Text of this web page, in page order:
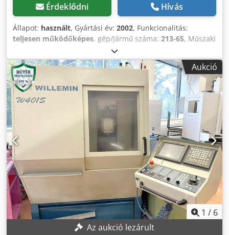
Érdeklődni Hívás
Állapot: használt, Gyártási év: 2002, Funkcionalitás:
teljesen működőképes, gép/jármű száma: 213-65, Műszaki
paraméterek: Chiron FZ 08 S Vezérlőrendszer gyártója:
Fanuc Vezérlőmodell: 21m 3x / 2x 21iM X-tengely
elmozdulás: 300 mm Y-tengely elmozdulás: 250 mm Z-
tengely elmozdulás: 250 mm Munkadarab maximális
tömege: 1 kg Szerszámpozíciók száma: 12 pozíció
Codsywmzispfx Agnsrf Hűtőfolyadék nyomás: 1 bar Orsók
száma: 1 Gyorsjárat Z-tengely: 60 m/perc Gyorsjárat X-
tengely: 40 m/perc Gyorsjárat Y-tengely: 40 m/perc
Maximális fordulatszám: 10 000 ford/perc Munkadarab
maximális átmérője: 63 mm 4. tengely: Peiseler AWU P100
A gépeket 2016-ban felújította a Chiron CMS Felszereltség:
dokumentáció/kezelési útmutató, fokozatmentesen
állítható fordulatszám A gép véleményünk szerint jó
használt állapotban van, és előzetes egyeztetés után áram
alatt megtekinthető.
Aukció
1 / 6
Az aukció lezárult